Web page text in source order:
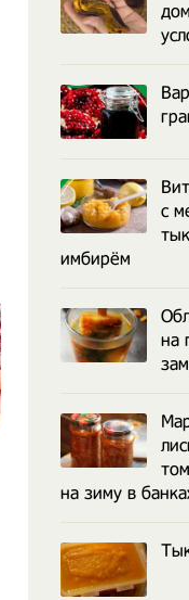
Маринованные
зиму
с
имбирём
на
на зиму в